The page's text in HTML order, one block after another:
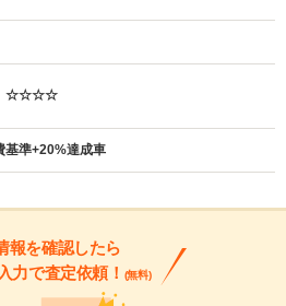
☆☆☆☆
基準+20%達成車
報を確認したら
力で査定依頼！ (無料)